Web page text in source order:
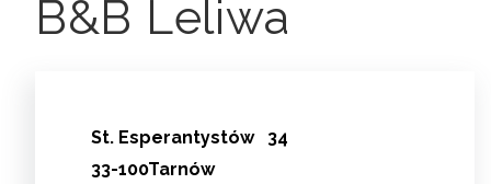
B&B Leliwa
St. Esperantystów
34
33-100Tarnów